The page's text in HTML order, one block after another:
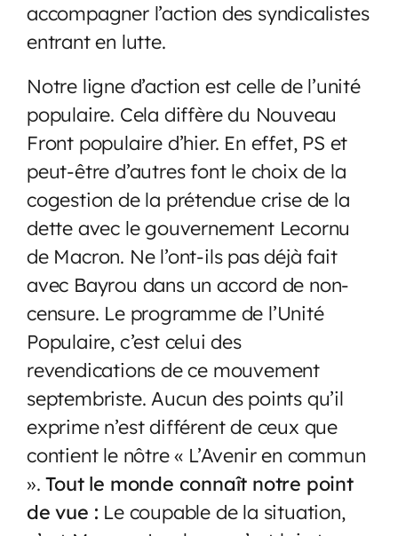
accompagner l’action des syndicalistes
entrant en lutte.
Notre ligne d’action est celle de l’unité
populaire. Cela diffère du Nouveau
Front populaire d’hier. En effet, PS et
peut-être d’autres font le choix de la
cogestion de la prétendue crise de la
dette avec le gouvernement Lecornu
de Macron. Ne l’ont-ils pas déjà fait
avec Bayrou dans un accord de non-
censure. Le programme de l’Unité
Populaire, c’est celui des
revendications de ce mouvement
septembriste. Aucun des points qu’il
exprime n’est différent de ceux que
contient le nôtre « L’Avenir en commun
».Tout le monde connaît notre point
de vue : Le coupable de la situation,